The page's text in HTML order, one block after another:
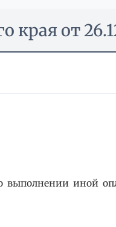
края от
выполнении иной